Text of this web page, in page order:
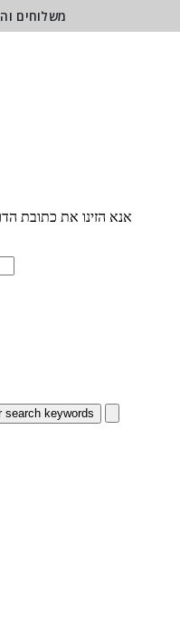
אנא הזינו את כתובת
משלוחים